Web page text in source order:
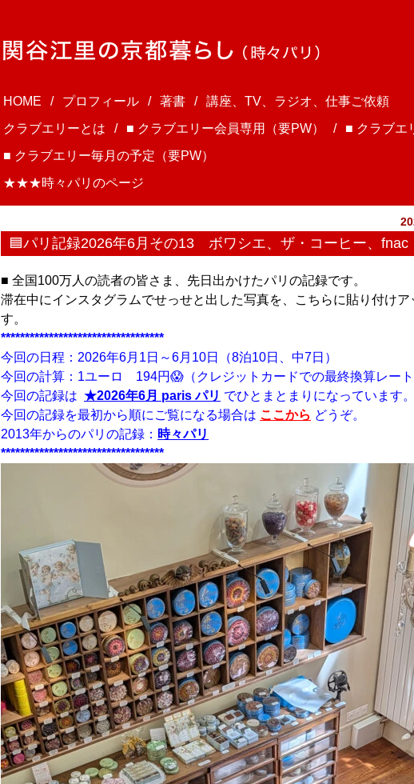
HOME プロフィール 著書
講座、TV、ラジオ、仕事ご依頼
クラブエリーとは
■ クラブエリー会員専用（要PW） ■ クラブエ
■ クラブエリー毎月の予定（要PW）
★★★時々パリのページ
🟦パリ記録2026年6月その13 ボワシエ、ザ・コーヒー、fnac
■ 全国100万人の読者の皆さま、先日出かけたパリの記録です。
滞在中にインスタグラムでせっせと出した写真を、こちらに貼り付けア
す。
**********************************
今回の日程：2026年6月1日～6月10日（8泊10日、中7日）
今回の計算：1ユーロ 194円😱（クレジットカードでの最終換算レート
今回の記録は ★2026年6月 paris パリ でひとまとまりになっています。
今回の記録を最初から順にご覧になる場合は ここから どうぞ。
2013年からのパリの記録： 時々パリ
**********************************